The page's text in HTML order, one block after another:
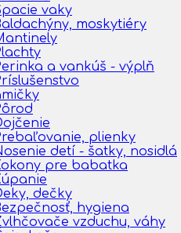
vaky
moskytiéry
a vankúš - výplň
plienky
detí - šatky, nosidlá
pre babatka
dečky
hygiena
vzduchu, váhy